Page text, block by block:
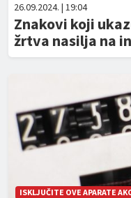
26.09.2024. | 19:04
Znakovi koji
žrtva nasilja na
ISKLJUČITE OVE APARATE